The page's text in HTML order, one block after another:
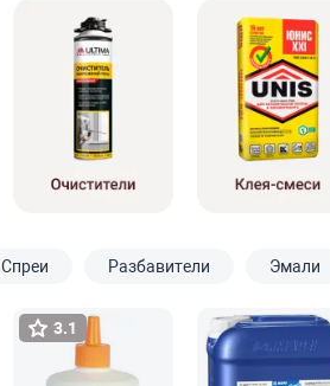
Спреи Разбавители Эмали
3.1